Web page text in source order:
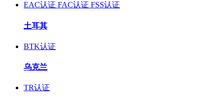
EAC认证 FAC认证 FSS认证
土耳其
BTK认证
乌克兰
TR认证